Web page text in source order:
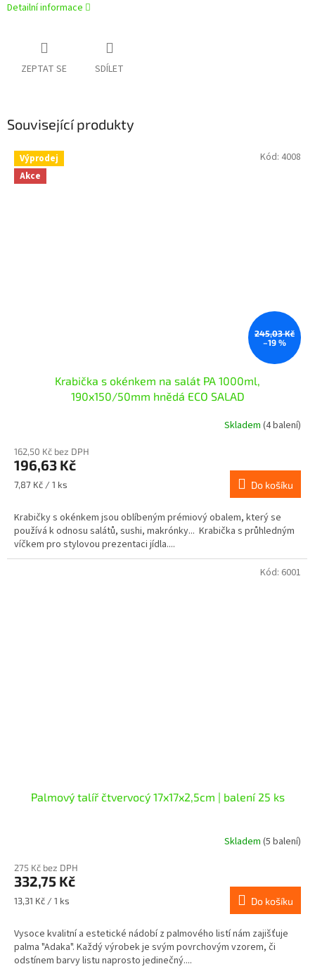
Detailní informace
ZEPTAT SE SDÍLET
Související produkty
Výprodej
Akce
245,03 Kč
–19 %
Krabička s okénkem na salát PA 1000ml,
190x150/50mm hnědá ECO SALAD
Skladem (4 balení)
162,50 Kč bez DPH
196,63 Kč
Měrná
7,87 Kč / 1 ks Do košíku
Krabičky s okénkem jsou oblíbeným prémiový obalem, který se
používá k odnosu salátů, sushi, makrónky... Krabička s průhledným
víčkem pro stylovou prezentaci jídla....
Kód: 4008
Palmový talíř čtvervocý 17x17x2,5cm | balení 25 ks
Skladem (5 balení)
275 Kč bez DPH
332,75 Kč
Měrná
13,31 Kč / 1 ks Do košíku
Vysoce kvalitní a estetické nádobí z palmového listí nám zajišťuje
palma "Adaka". Každý výrobek je svým povrchovým vzorem, či
odstínem barvy listu naprosto jedinečný....
Kód: 6001